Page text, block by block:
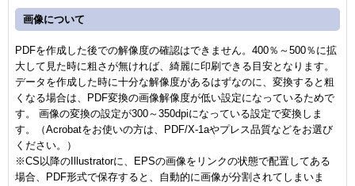
画像について
PDFを作成した後での解像度の確認はできません。400％～500％に拡
大して見た時に粗さが無ければ、綺麗に印刷できる目安となります。
データを作成した時に十分な解像度があるはずなのに、変換すると粗
くなる場合は、PDF変換の画像解像度が低い設定になっているためで
す。 画像の変換の設定が300～350dpiになっている設定で変換しま
す。（Acrobatをお使いの方は、PDF/X-1aやプレス品質などをお選び
ください。）
※CS以降のIllustratorに、EPSの画像をリンクの状態で配置してある
場合、PDF形式で保存すると、自動的に画像が分割されてしまいま